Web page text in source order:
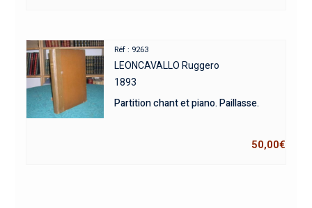
Réf : 9263
LEONCAVALLO Ruggero
1893
Partition chant et piano. Paillasse.
50,00€